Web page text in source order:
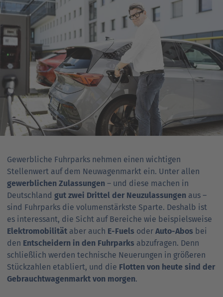
Ansprechpartner
parent
navigation
Go
to
parent
navigation
Nachrichten
Pressekontakt
to
parent
navigation
Gewerbliche Fuhrparks nehmen einen wichtigen
Stellenwert auf dem Neuwagenmarkt ein. Unter allen
gewerblichen Zulassungen – und diese machen in
Deutschland gut zwei Drittel der Neuzulassungen aus –
sind Fuhrparks die volumenstärkste Sparte. Deshalb ist
es interessant, die Sicht auf Bereiche wie beispielsweise
Elektromobilität aber auch E-Fuels oder Auto-Abos bei
den Entscheidern in den Fuhrparks abzufragen. Denn
schließlich werden technische Neuerungen in größeren
Stückzahlen etabliert, und die Flotten von heute sind der
Gebrauchtwagenmarkt von morgen.